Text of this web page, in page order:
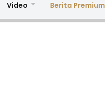
Video Berita Premium